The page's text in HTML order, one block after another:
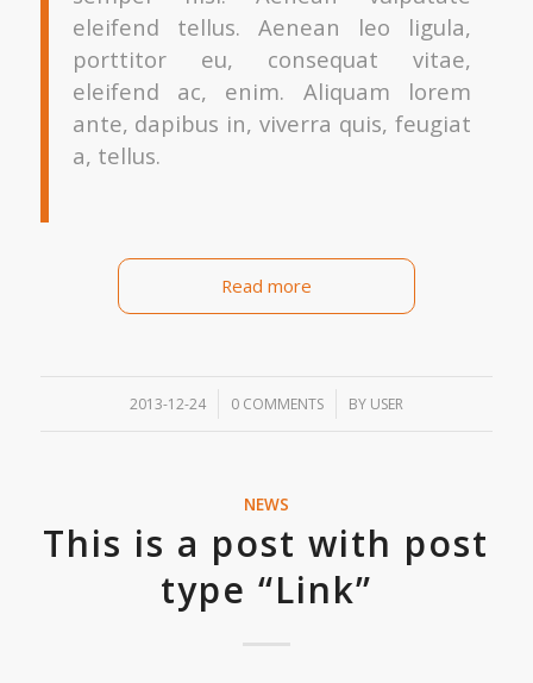
eleifend tellus. Aenean leo ligula,
porttitor eu, consequat vitae,
eleifend ac, enim. Aliquam lorem
ante, dapibus in, viverra quis, feugiat
a, tellus.
Read more
2013-12-24
/ 0 COMMENTS
/ BY USER
NEWS
This is a post with post
type “Link”